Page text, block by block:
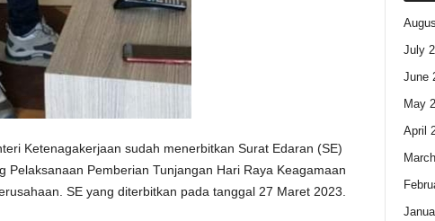
Ketenagakerjaan sudah menerbitkan Surat Edaran (SE)
Pelaksanaan Pemberian Tunjangan Hari Raya Keagamaan
SE yang diterbitkan pada tanggal 27 Maret 2023.
July
June
May
April